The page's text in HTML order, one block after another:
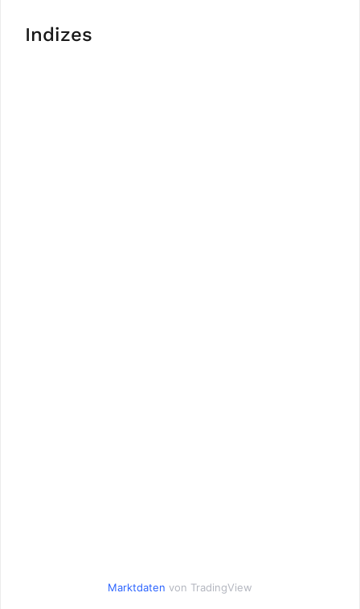
Indizes
Marktdaten von TradingView